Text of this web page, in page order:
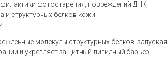
фотостарения, повреждений ДНК,
и структурных белков кожи
молекулы структурных белков, запуская
и укрепляет защитный липидный барьер